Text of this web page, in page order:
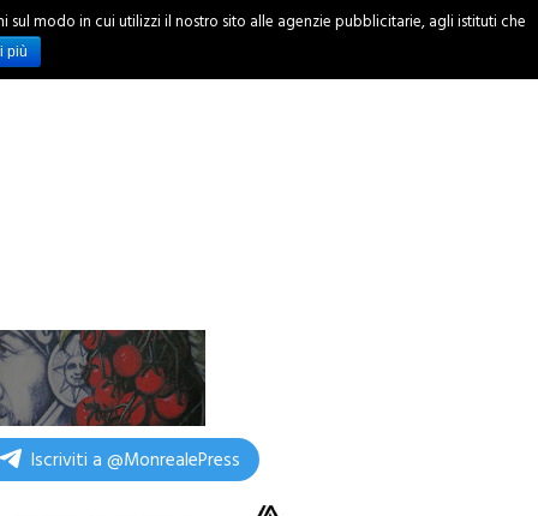
INCHIESTE
Iscriviti a @MonrealePress
modo in cui utilizzi il nostro sito alle agenzie pubblicitarie, agli istituti che
più